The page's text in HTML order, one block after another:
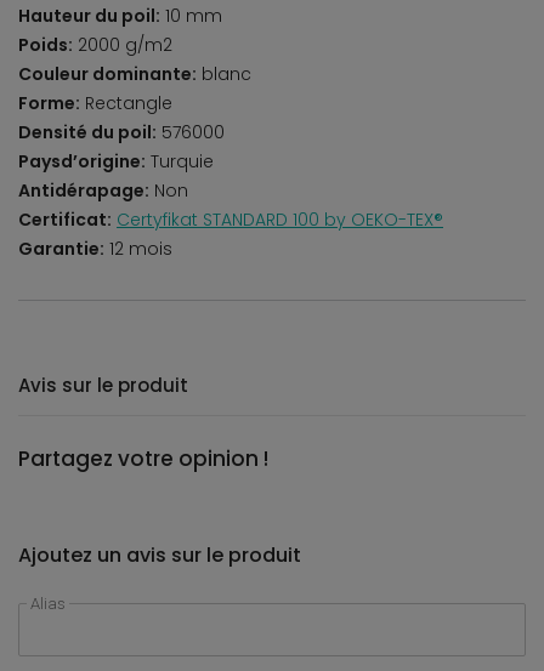
Hauteur du poil: 10 mm
Poids: 2000 g/m2
Couleur dominante: blanc
Forme: Rectangle
Densité du poil: 576000
Paysd’origine: Turquie
Antidérapage: Non
Certificat: Certyfikat STANDARD 100 by OEKO-TEX®
Garantie: 12 mois
Avis sur le produit
Partagez votre opinion !
Ajoutez un avis sur le produit
Alias